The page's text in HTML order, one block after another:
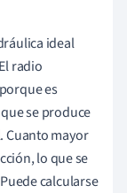
ideal
radio
es
se produce
Cuanto mayor
lo que se
calcularse